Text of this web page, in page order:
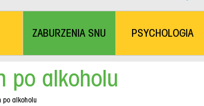
ZABURZENIA SNU PSYCHOLOGIA
po alkoholu
po alkoholu